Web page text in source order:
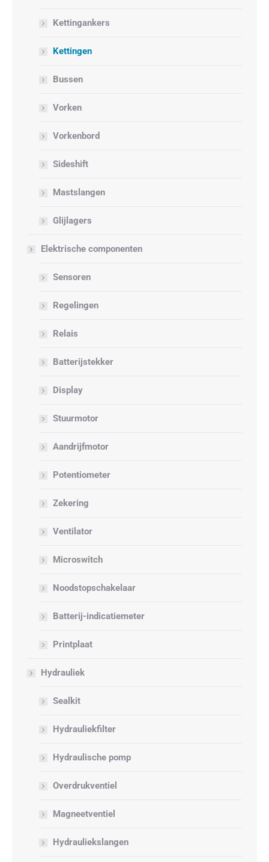
Kettingankers
Kettingen
Bussen
Vorken
Vorkenbord
Sideshift
Mastslangen
Glijlagers
Elektrische componenten
Sensoren
Regelingen
Relais
Batterijstekker
Display
Stuurmotor
Aandrijfmotor
Potentiometer
Zekering
Ventilator
Microswitch
Noodstopschakelaar
Batterij-indicatiemeter
Printplaat
Hydrauliek
Sealkit
Hydrauliekfilter
Hydraulische pomp
Overdrukventiel
Magneetventiel
Hydrauliekslangen